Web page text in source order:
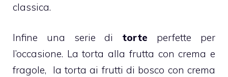
classica.
Infine una serie di torte perfette per
l’occasione. Latorta alla frutta con crema e
fragole, la torta ai frutti di bosco con crema